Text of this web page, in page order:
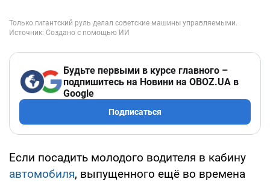
Будьте первыми в курсе главного –
подпишитесь на Новини на OBOZ.UA в
Google
Подписаться
Если посадить молодого водителя в кабину
автомобиля, выпущенного ещё во времена